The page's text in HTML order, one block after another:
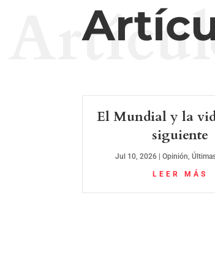
El Mundial y la
siguiente
Jul 10, 2026| Opinión
LEER MÁS